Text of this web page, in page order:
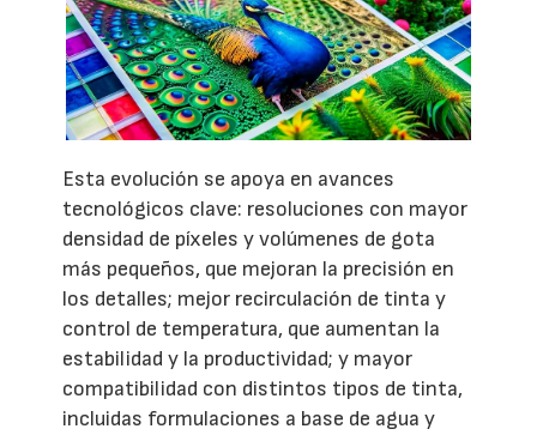
Esta evolución se apoya en avances
tecnológicos clave: resoluciones con mayor
densidad de píxeles y volúmenes de gota
más pequeños, que mejoran la precisión en
los detalles; mejor recirculación de tinta y
control de temperatura, que aumentan la
estabilidad y la productividad; y mayor
compatibilidad con distintos tipos de tinta,
incluidas formulaciones a base de agua y